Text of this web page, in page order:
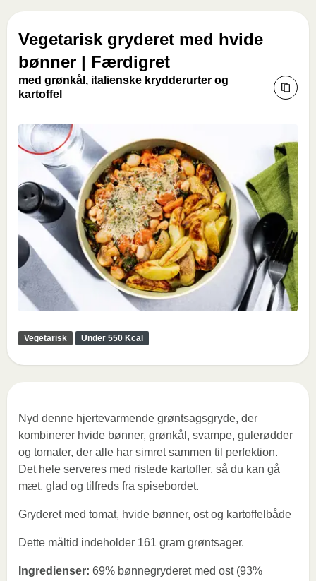
Vegetarisk gryderet med hvide
bønner | Færdigret
med grønkål, italienske krydderurter og
kartoffel
Vegetarisk Under 550 Kcal
Nyd denne hjertevarmende grøntsagsgryde, der
kombinerer hvide bønner, grønkål, svampe, gulerødder
og tomater, der alle har simret sammen til perfektion.
Det hele serveres med ristede kartofler, så du kan gå
mæt, glad og tilfreds fra spisebordet.
Gryderet med tomat, hvide bønner, ost og kartoffelbåde
Dette måltid indeholder 161 gram grøntsager.
Ingredienser: 69% bønnegryderet med ost (93%